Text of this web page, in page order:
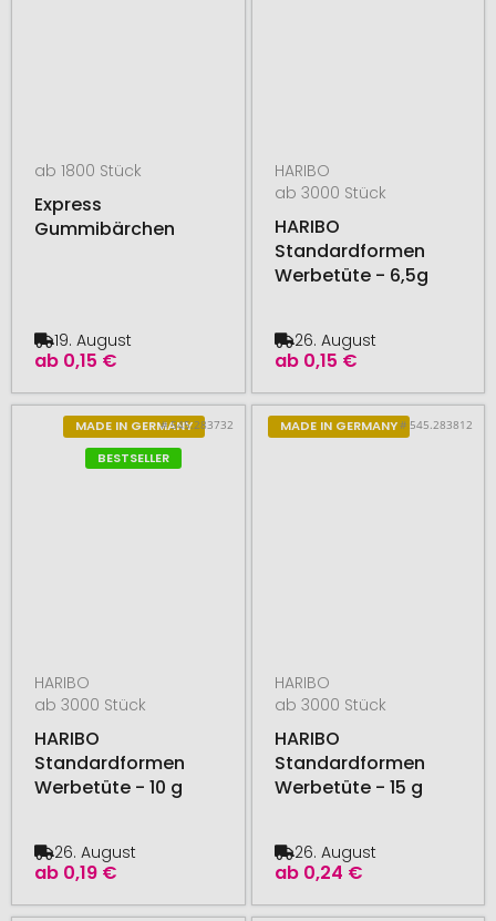
ab 1800 Stück
Express
Gummibärchen
ab 0,15 €
19. August
HARIBO
ab 3000 Stück
HARIBO
Standardformen
Werbetüte - 6,5g
ab 0,15 €
26. August
MADE IN GERMANY
BESTSELLER
# 545.283732
HARIBO
ab 3000 Stück
HARIBO
Standardformen
Werbetüte - 10 g
ab 0,19 €
26. August
MADE IN GERMANY# 545.283812
HARIBO
ab 3000 Stück
HARIBO
Standardformen
Werbetüte - 15 g
ab 0,24 €
26. August